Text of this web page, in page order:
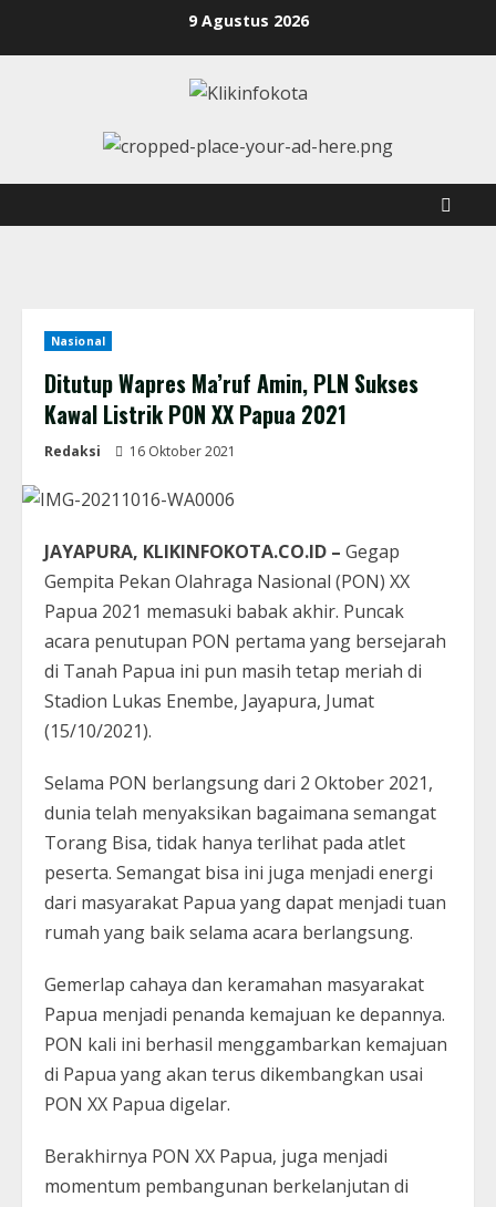
9 Agustus 2026
Nasional
Ditutup Wapres Ma’ruf Amin, PLN Sukses
Kawal Listrik PON XX Papua 2021
Redaksi 16 Oktober 2021
JAYAPURA, KLIKINFOKOTA.CO.ID – Gegap
Gempita Pekan Olahraga Nasional (PON) XX
Papua 2021 memasuki babak akhir. Puncak
acara penutupan PON pertama yang bersejarah
di Tanah Papua ini pun masih tetap meriah di
Stadion Lukas Enembe, Jayapura, Jumat
(15/10/2021).
Selama PON berlangsung dari 2 Oktober 2021,
dunia telah menyaksikan bagaimana semangat
Torang Bisa, tidak hanya terlihat pada atlet
peserta. Semangat bisa ini juga menjadi energi
dari masyarakat Papua yang dapat menjadi tuan
rumah yang baik selama acara berlangsung.
Gemerlap cahaya dan keramahan masyarakat
Papua menjadi penanda kemajuan ke depannya.
PON kali ini berhasil menggambarkan kemajuan
di Papua yang akan terus dikembangkan usai
PON XX Papua digelar.
Berakhirnya PON XX Papua, juga menjadi
momentum pembangunan berkelanjutan di